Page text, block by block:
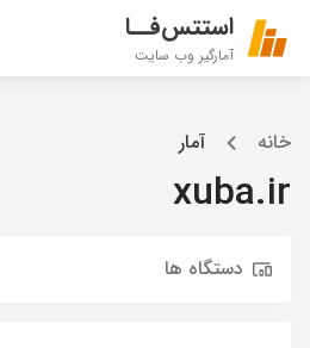
استتس‌فــا
آمارگیر وب سایت
خانه آمار
xuba.ir
دستگاه ها